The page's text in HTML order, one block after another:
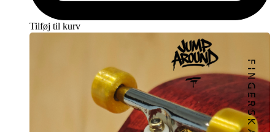
Tilføj til kurv